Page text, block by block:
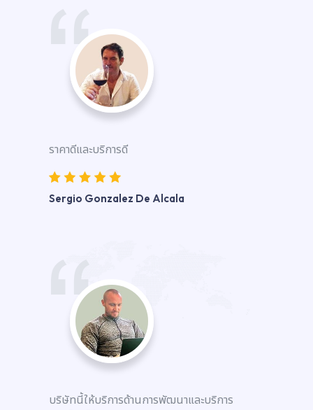
ราคาดีและบริการดี
Sergio Gonzalez De Alcala
บริษัทนี้ให้บริการด้านการพัฒนาและบริการ